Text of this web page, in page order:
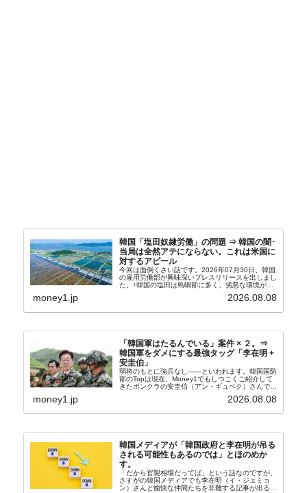
韓国「塩田奴隷労働」の問題 ⇒ 韓国の闇･
当局は全然アテにならない。これは米国に
対するアピール
今回は面倒くさい話です。2026年07月30日、韓国
の雇用労働部が興味深いプレスリリースを出しまし
た。↑韓国の塩田は島嶼部に多く、劣悪な環境が一
たといわれます（後述）。これは、いわゆる「塩田
money1.jp 2026.08.08
「韓国軍はたるんでいる」案件 × ２。⇒
韓国軍をダメにする最強タッグ「李在明 +
安圭伯」
弱将のもとに強兵なし――といわれます。韓国国防
部のTopは現在、Money1でもしつこくご紹介して
きたボンクラの安圭伯（アン・ギュベク）さんで
さんと「韓国初の文官上がり」の国防部長官安圭伯
money1.jp 2026.08.08
韓国メディアが「韓国政府と李在明が吊る
される可能性もあるのでは」とほのめか
す。
「だから官製相場だってば」という話なのですが、
さすがの韓国メディアでも李在明（イ・ジェミョ
ン）さんと愉快な仲間たちを非難する記事が出るよ